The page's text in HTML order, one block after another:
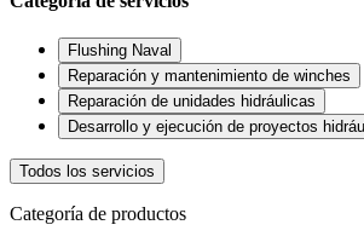
Flushing Naval
Reparación y mantenimiento de winches
Reparación de unidades hidráulicas
Desarrollo y
Todos los servicios
Categoría de productos